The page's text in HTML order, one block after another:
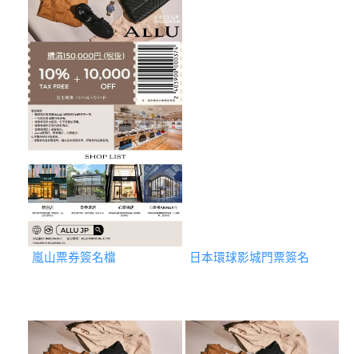
嵐山票券簽名檔 日本環球影城門票簽名